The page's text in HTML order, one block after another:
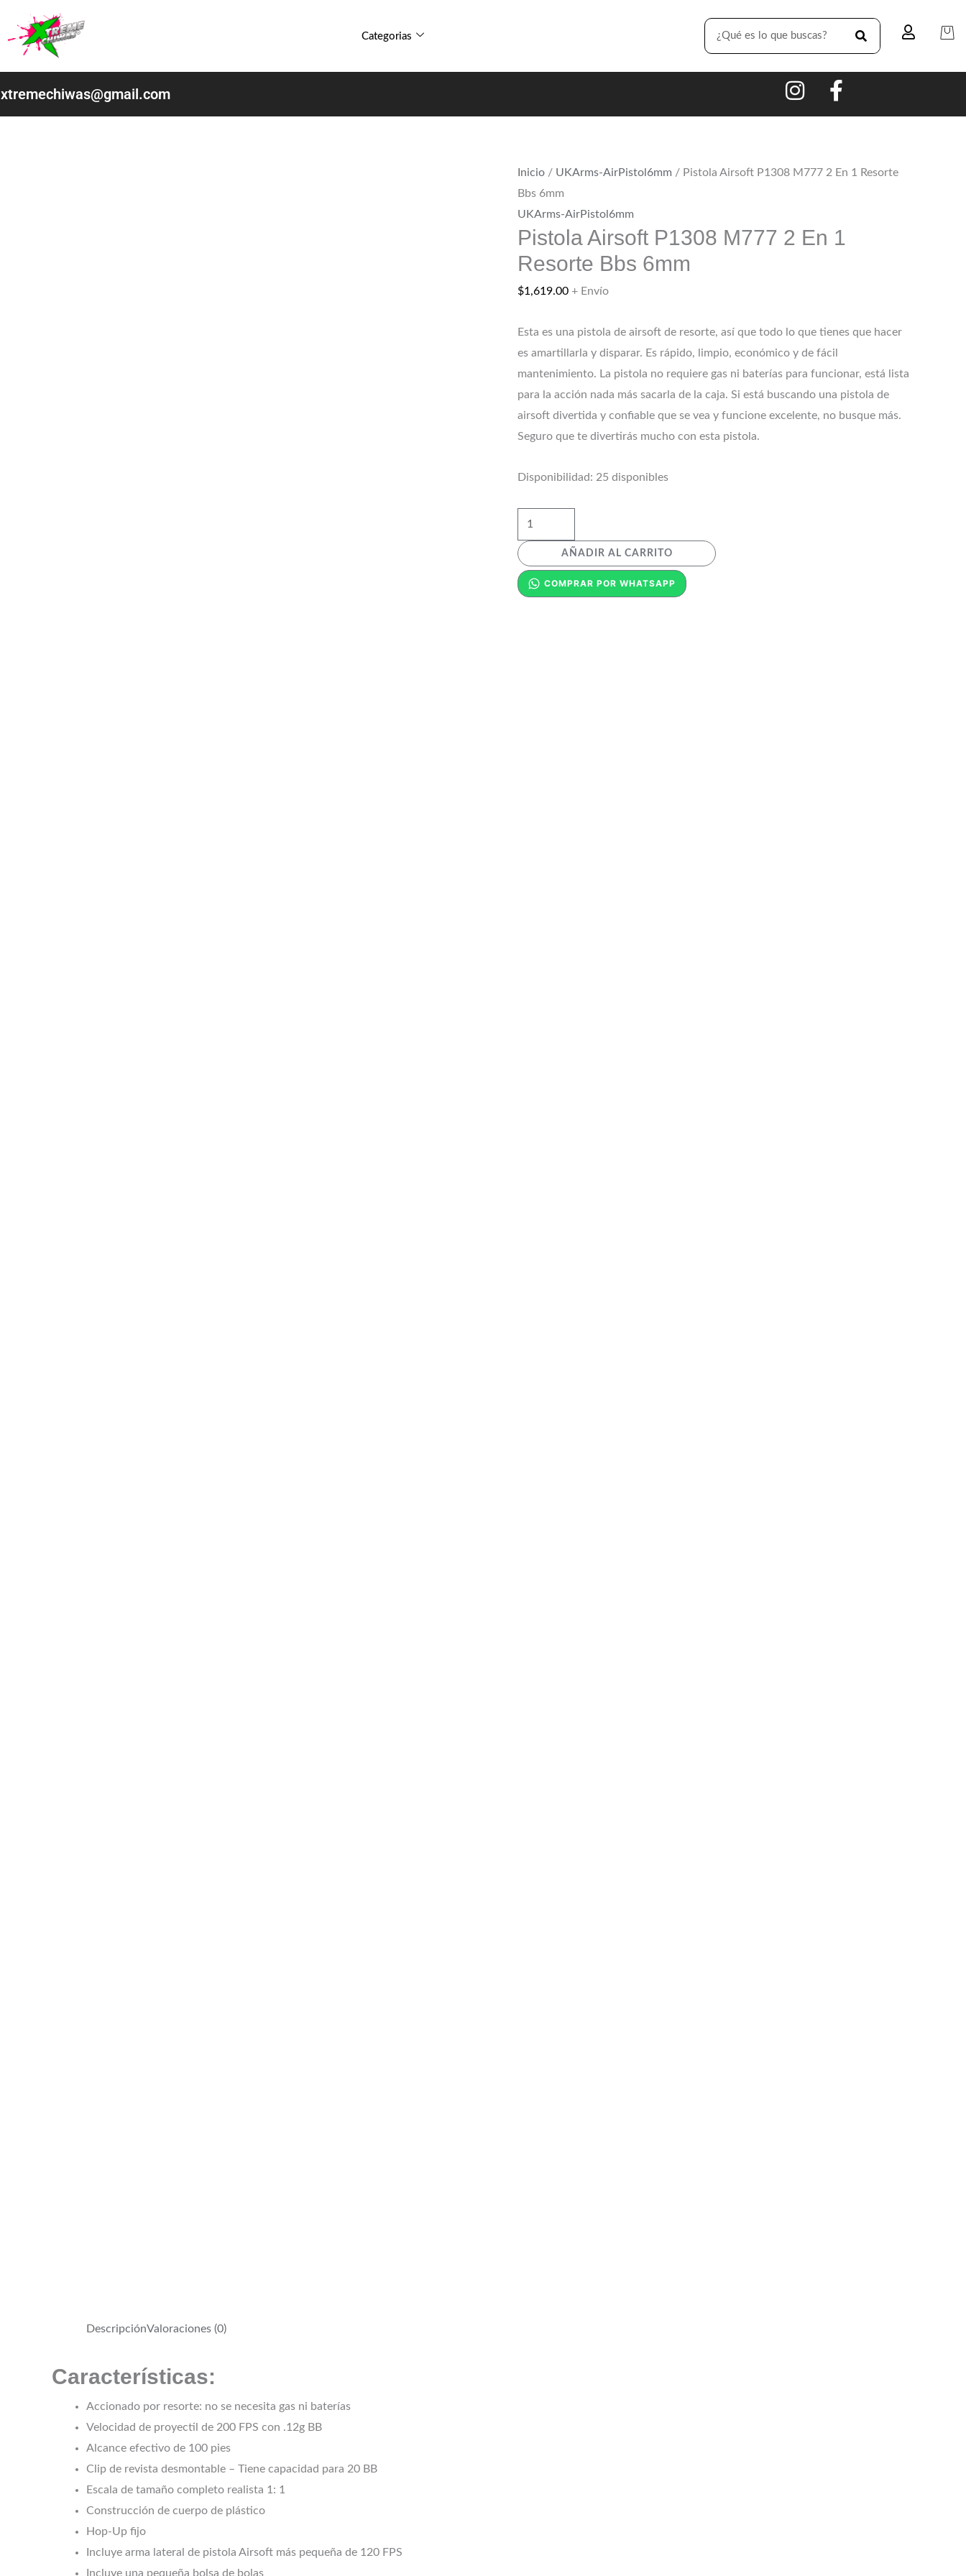
contenido
Categorias
SEARCH
xtremechiwas@gmail.com
Inicio / UKArms-AirPistol6mm / Pistola Airsoft P1308 M777 2 En 1 Resorte
Bbs 6mm
UKArms-AirPistol6mm
Pistola Airsoft P1308 M777 2 En 1
Resorte Bbs 6mm
$1,619.00 + Envío
Esta es una pistola de airsoft de resorte, así que todo lo que tienes que hacer
es amartillarla y disparar. Es rápido, limpio, económico y de fácil
mantenimiento. La pistola no requiere gas ni baterías para funcionar, está lista
para la acción nada más sacarla de la caja. Si está buscando una pistola de
airsoft divertida y confiable que se vea y funcione excelente, no busque más.
Seguro que te divertirás mucho con esta pistola.
Disponibilidad: 25 disponibles
M777
Bbs
6mm
cantidad
AÑADIR AL CARRITO
COMPRAR POR WHATSAPP
DescripciónValoraciones (0)
Características:
Accionado por resorte: no se necesita gas ni baterías
Velocidad de proyectil de 200 FPS con .12g BB
Alcance efectivo de 100 pies
Clip de revista desmontable – Tiene capacidad para 20 BB
Escala de tamaño completo realista 1: 1
Construcción de cuerpo de plástico
Hop-Up fijo
Incluye arma lateral de pistola Airsoft más pequeña de 120 FPS
Incluye una pequeña bolsa de bolas
cantidad